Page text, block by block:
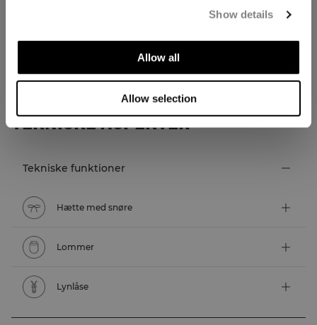
Show details
Allow all
Allow selection
TEKNISKE ASPEKTER
Tekniske funktioner
Hætte med snøre
Lommer
Lynlåse